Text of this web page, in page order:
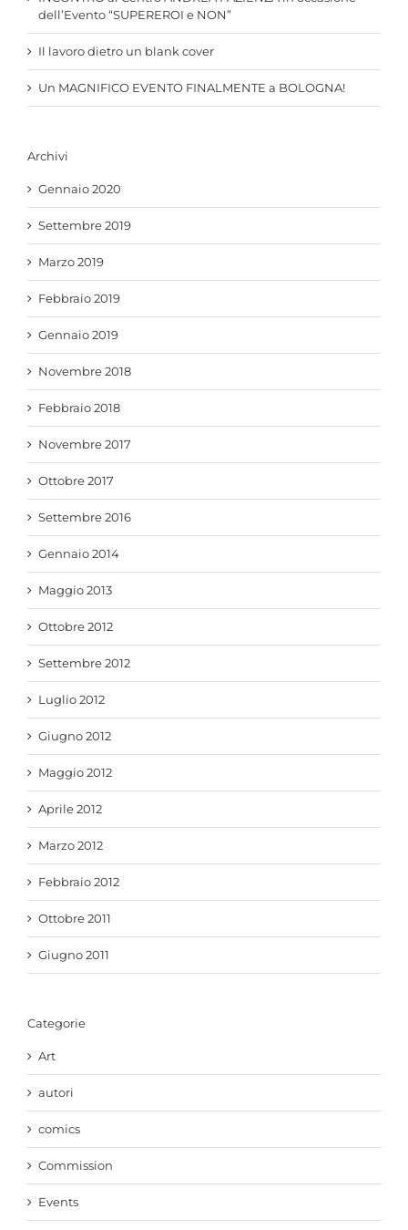
dell’Evento “SUPEREROI e NON”
Il lavoro dietro un blank cover
Un MAGNIFICO EVENTO FINALMENTE a BOLOGNA!
Archivi
Gennaio 2020
Settembre 2019
Marzo 2019
Febbraio 2019
Gennaio 2019
Novembre 2018
Febbraio 2018
Novembre 2017
Ottobre 2017
Settembre 2016
Gennaio 2014
Maggio 2013
Ottobre 2012
Settembre 2012
Luglio 2012
Giugno 2012
Maggio 2012
Aprile 2012
Marzo 2012
Febbraio 2012
Ottobre 2011
Giugno 2011
Categorie
Art
autori
comics
Commission
Events